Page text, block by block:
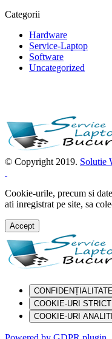
Categorii
Hardware
Service-Laptop
Software
Uncategorized
© Copyright 2019. Solutie
Cookie-urile, precum si
ati inregistrat pe site, sa
Accept
CONFIDENȚIALITATE
COOKIE-URI
COOKIE-URI